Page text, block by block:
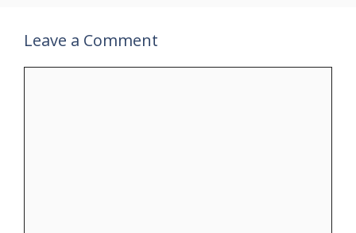
Leave a Comment